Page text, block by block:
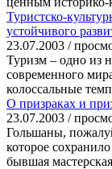
Туристско-
устойчивого
23.07.2003 /
Туризм – одно из
современного
колоссальные
О призраках и
23.07.2003 /
Гольшаны,
которое
бывшая